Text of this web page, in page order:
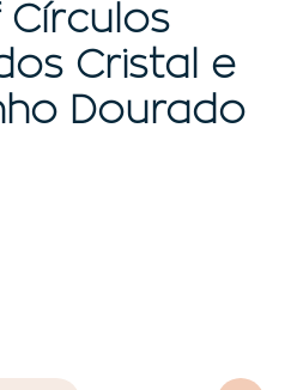
Círculos
Cristal e
Dourado